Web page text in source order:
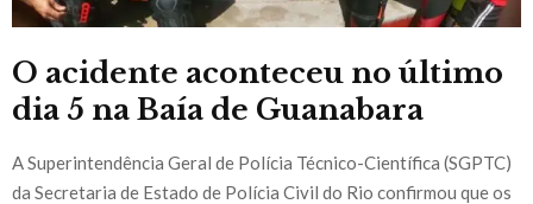
O acidente aconteceu no último
dia 5 na Baía de Guanabara
A Superintendência Geral de Polícia Técnico-Científica (SGPTC)
da Secretaria de Estado de Polícia Civil do Rio confirmou que os